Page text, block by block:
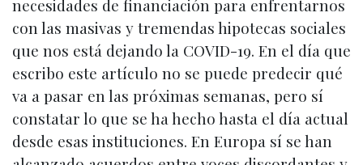
necesidades de financiación para enfrentarnos
con las masivas y tremendas hipotecas sociales
que nos está dejando la COVID-19. En el día que
escribo este artículo no se puede predecir qué
va a pasar en las próximas semanas, pero sí
constatar lo que se ha hecho hasta el día actual
desde esas instituciones. En Europa sí se han